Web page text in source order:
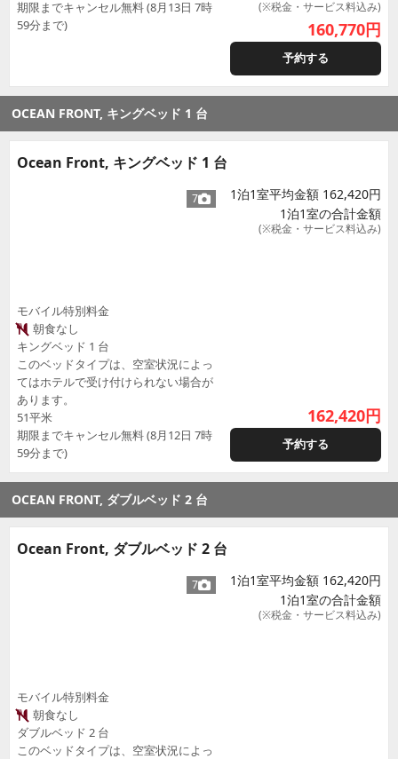
期限までキャンセル無料 (8月13日 7時
59分まで)
(※税金・サービス料込み)
160,770円
予約する
OCEAN FRONT, キングベッド 1 台
Ocean Front, キングベッド 1 台
7
モバイル特別料金
朝食なし
キングベッド 1 台
このベッドタイプは、空室状況によっ
てはホテルで受け付けられない場合が
あります。
51平米
期限までキャンセル無料 (8月12日 7時
59分まで)
1泊1室平均金額 162,420円
1泊1室の合計金額
(※税金・サービス料込み)
162,420円
予約する
OCEAN FRONT, ダブルベッド 2 台
Ocean Front, ダブルベッド 2 台
7
モバイル特別料金
朝食なし
ダブルベッド 2 台
このベッドタイプは、空室状況によっ
1泊1室平均金額 162,420円
1泊1室の合計金額
(※税金・サービス料込み)